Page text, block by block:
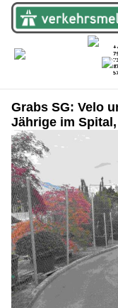
Grabs SG: Velo
Jährige im